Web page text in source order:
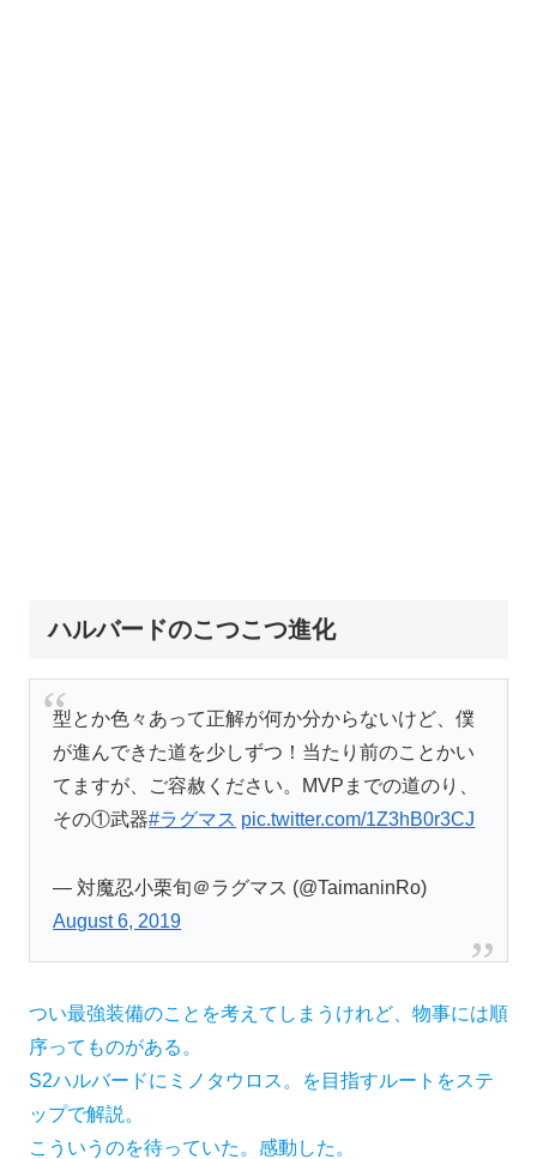
ハルバードのこつこつ進化
型とか色々あって正解が何か分からないけど、僕
が進んできた道を少しずつ！当たり前のことかい
てますが、ご容赦ください。MVPまでの道のり、
その①武器#ラグマス pic.twitter.com/1Z3hB0r3CJ
— 対魔忍小栗旬＠ラグマス (@TaimaninRo)
August 6, 2019
つい最強装備のことを考えてしまうけれど、物事には順
序ってものがある。
S2ハルバードにミノタウロス。を目指すルートをステ
ップで解説。
こういうのを待っていた。感動した。